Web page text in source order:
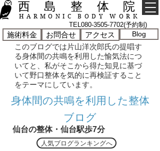
西 島 整 体 院
HARMONIC BODY WORK
TEL080-3505-7702(予約制)
施術料金 お問合せ アクセス Blog
このブログでは片山洋次郎氏の提唱す
る身体間の共鳴を利用した愉気法につ
いてと、私がそこから得た知見に基づ
いて野口整体を気的に再検証すること
をテーマにしています。
仙台の整体・仙台駅歩7分
​身体間の共鳴を利用した整体
ブログ
人気ブログランキングへ